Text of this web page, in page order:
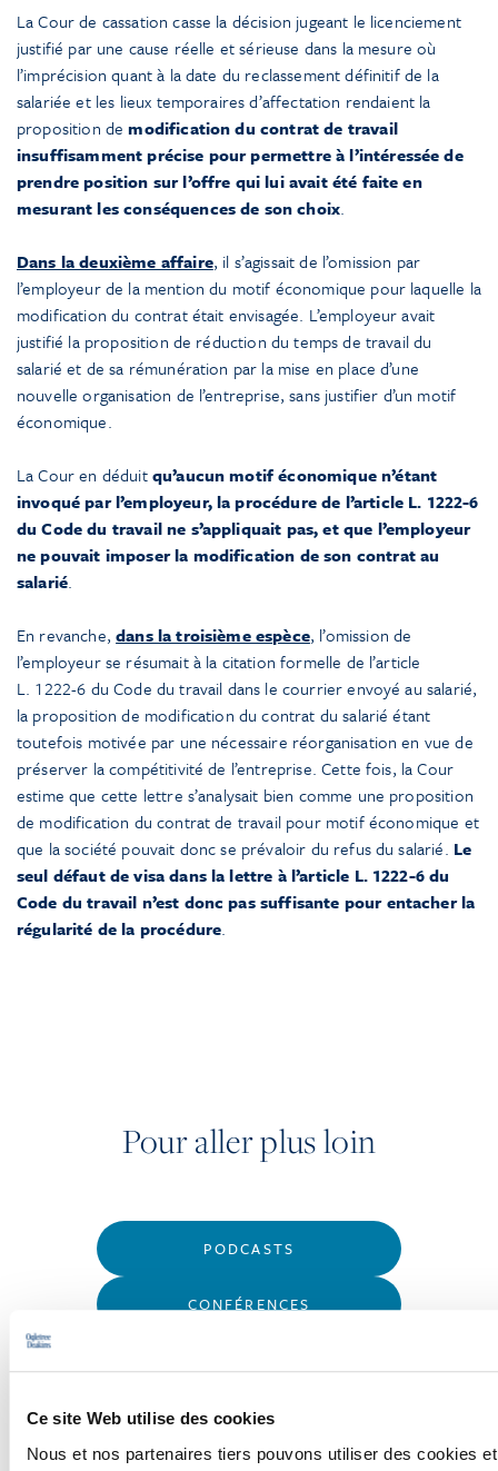
Ce site Web utilise des cookies
Nous et nos partenaires tiers pouvons utiliser des cookies
La Cour de cassation casse la décision jugeant le licenciement
justifié par une cause réelle et sérieuse dans la mesure où
l’imprécision quant à la date du reclassement définitif de la
salariée et les lieux temporaires d’affectation rendaient la
proposition demodification du contrat de travail
insuffisamment précise pour permettre à l’intéressée de
prendre position sur l’offre qui lui avait été faite en
mesurant les conséquences de son choix.
Dans la deuxième affaire, il s’agissait de l’omission par
l’employeur de la mention du motif économique pour laquelle la
modification du contrat était envisagée. L’employeur avait
justifié la proposition de réduction du temps de travail du
salarié et de sa rémunération par la mise en place d’une
nouvelle organisation de l’entreprise, sans justifier d’un motif
économique.
La Cour en déduitqu’aucun motif économique n’étant
invoqué par l’employeur, la procédure de l’article L. 1222-6
du Code du travail ne s’appliquait pas, et que l’employeur
ne pouvait imposer la modification de son contrat au
salarié.
En revanche,dans la troisième espèce, l’omission de
l’employeur se résumait à la citation formelle de l’article
L. 1222-6 du Code du travail dans le courrier envoyé au salarié,
la proposition de modification du contrat du salarié étant
toutefois motivée par une nécessaire réorganisation en vue de
préserver la compétitivité de l’entreprise. Cette fois, la Cour
estime que cette lettre s’analysait bien comme une proposition
de modification du contrat de travail pour motif économique et
que la société pouvait donc se prévaloir du refus du salarié. Le
seul défaut de visa dans la lettre à l’article L. 1222-6 du
Code du travail n’est donc pas suffisante pour entacher la
régularité de la procédure.
Pour aller plus loin
PODCASTS
CONFÉRENCES